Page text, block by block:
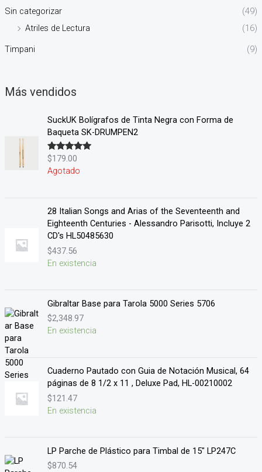
Sin categorizar
(49)
Atriles de Lectura
(16)
Timpani (9)
Más vendidos
SuckUK Bolígrafos de Tinta Negra con Forma de
Baqueta SK-DRUMPEN2
Valorado en
5.00 de 5
$179.00
Agotado
28 Italian Songs and Arias of the Seventeenth and
Eighteenth Centuries - Alessandro Parisotti, Incluye 2
CD's HL50485630
$437.56
En existencia
Gibraltar Base para Tarola 5000 Series 5706
$2,348.97
En existencia
Cuaderno Pautado con Guia de Notación Musical, 64
páginas de 8 1/2 x 11 , Deluxe Pad, HL-00210002
$121.47
En existencia
LP Parche de Plástico para Timbal de 15" LP247C
$870.54